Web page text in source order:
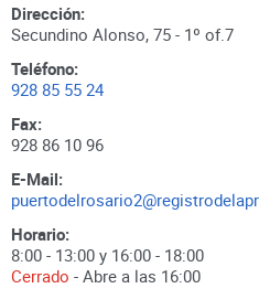
Dirección:
Secundino Alonso, 75 - 1º of.7
Teléfono:
928 85 55 24
Fax:
928 86 10 96
E-Mail:
Horario:
8:00 - 13:00 y 16:00 - 18:00
Cerrado - Abre a las 16:00